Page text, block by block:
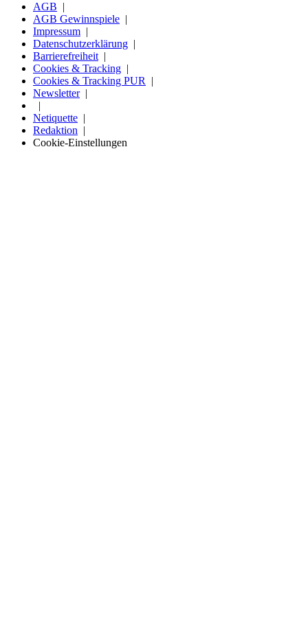
AGB
AGB Gewinnspiele
Impressum
Datenschutzerklärung
Barrierefreiheit
Cookies & Tracking
Cookies & Tracking PUR
Newsletter
Netiquette
Redaktion
Cookie-Einstellungen